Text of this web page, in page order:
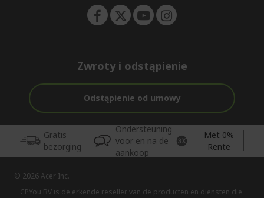
Zwroty i odstąpienie
Odstąpienie od umowy
Gratis
bezorging
Ondersteuning
voor en na de
aankoop
Met 0%
Rente
© 2026 Acer Inc.
CPYou BV is de erkende reseller van de producten en diensten die